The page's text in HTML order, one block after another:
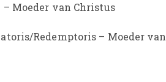
Moeder van Christus
Redemptoris – Moeder